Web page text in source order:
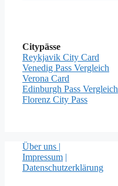
Citypässe
Reykjavik City Card
Venedig Pass Vergleich
Verona Card
Edinburgh Pass Vergleich
Florenz City Pass
Über uns |
Impressum |
Datenschutzerklärung